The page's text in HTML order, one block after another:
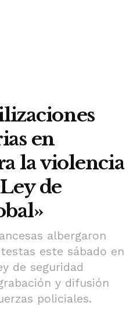
en
la violencia
de
albergaron
este sábado en
de seguridad
y difusión
policiales.